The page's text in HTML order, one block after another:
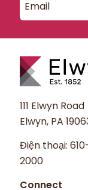
111 Elwyn Road
Elwyn, PA
Điện thoại:
2000